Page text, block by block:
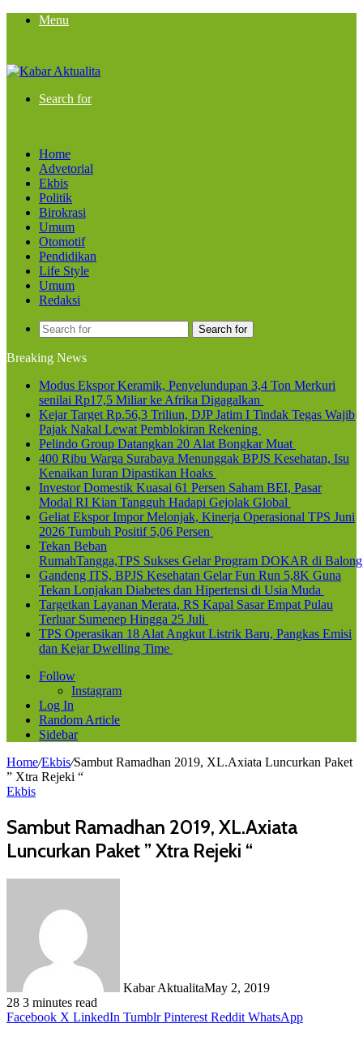
Menu
Search for
Home
Advetorial
Ekbis
Politik
Birokrasi
Umum
Otomotif
Pendidikan
Life Style
Umum
Redaksi
Search for
Breaking News
Modus Ekspor Keramik, Penyelundupan 3,4 Ton Merkuri
senilai Rp17,5 Miliar ke Afrika Digagalkan
Kejar Target Rp.56,3 Triliun, DJP Jatim I Tindak Tegas Wajib
Pajak Nakal Lewat Pemblokiran Rekening
Pelindo Group Datangkan 20 Alat Bongkar Muat
400 Ribu Warga Surabaya Menunggak BPJS Kesehatan, Isu
Kenaikan Iuran Dipastikan Hoaks
Investor Domestik Kuasai 61 Persen Saham BEI, Pasar
Modal RI Kian Tangguh Hadapi Gejolak Global
Geliat Ekspor Impor Melonjak, Kinerja Operasional TPS Juni
2026 Tumbuh Positif 5,06 Persen
Tekan Beban
RumahTangga,TPS Sukses Gelar Program DOKAR di
Gandeng ITS, BPJS Kesehatan Gelar Fun Run 5,8K Guna
Tekan Lonjakan Diabetes dan Hipertensi di Usia Muda
Targetkan Layanan Merata, RS Kapal Sasar Empat Pulau
Terluar Sumenep Hingga 25 Juli
TPS Operasikan 18 Alat Angkut Listrik Baru, Pangkas Emisi
dan Kejar Dwelling Time
Follow
Instagram
Log In
Random Article
Sidebar
Home/Ekbis/Sambut Ramadhan 2019, XL.Axiata Luncurkan Paket
” Xtra Rejeki “
Ekbis
Sambut Ramadhan 2019, XL.Axiata
Luncurkan Paket ” Xtra Rejeki “
Kabar AktualitaMay 2, 2019
28 3 minutes read
Facebook X LinkedIn Tumblr Pinterest Reddit WhatsApp